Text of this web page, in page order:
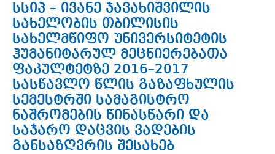
სსიპ – ივანე ჯავახიშვილის
სახელობის თბილისის
სახელმწიფო უნივერსიტეტის
ჰუმანიტარულ მეცნიერებათა
ფაკულტეტზე 2016–2017
სასწავლო წლის გაზაფხულის
სემესტრში სამაგისტრო
ნაშრომების წინასწარი და
საჯარო დაცვის ვადების
განსაზღვრის შესახებ